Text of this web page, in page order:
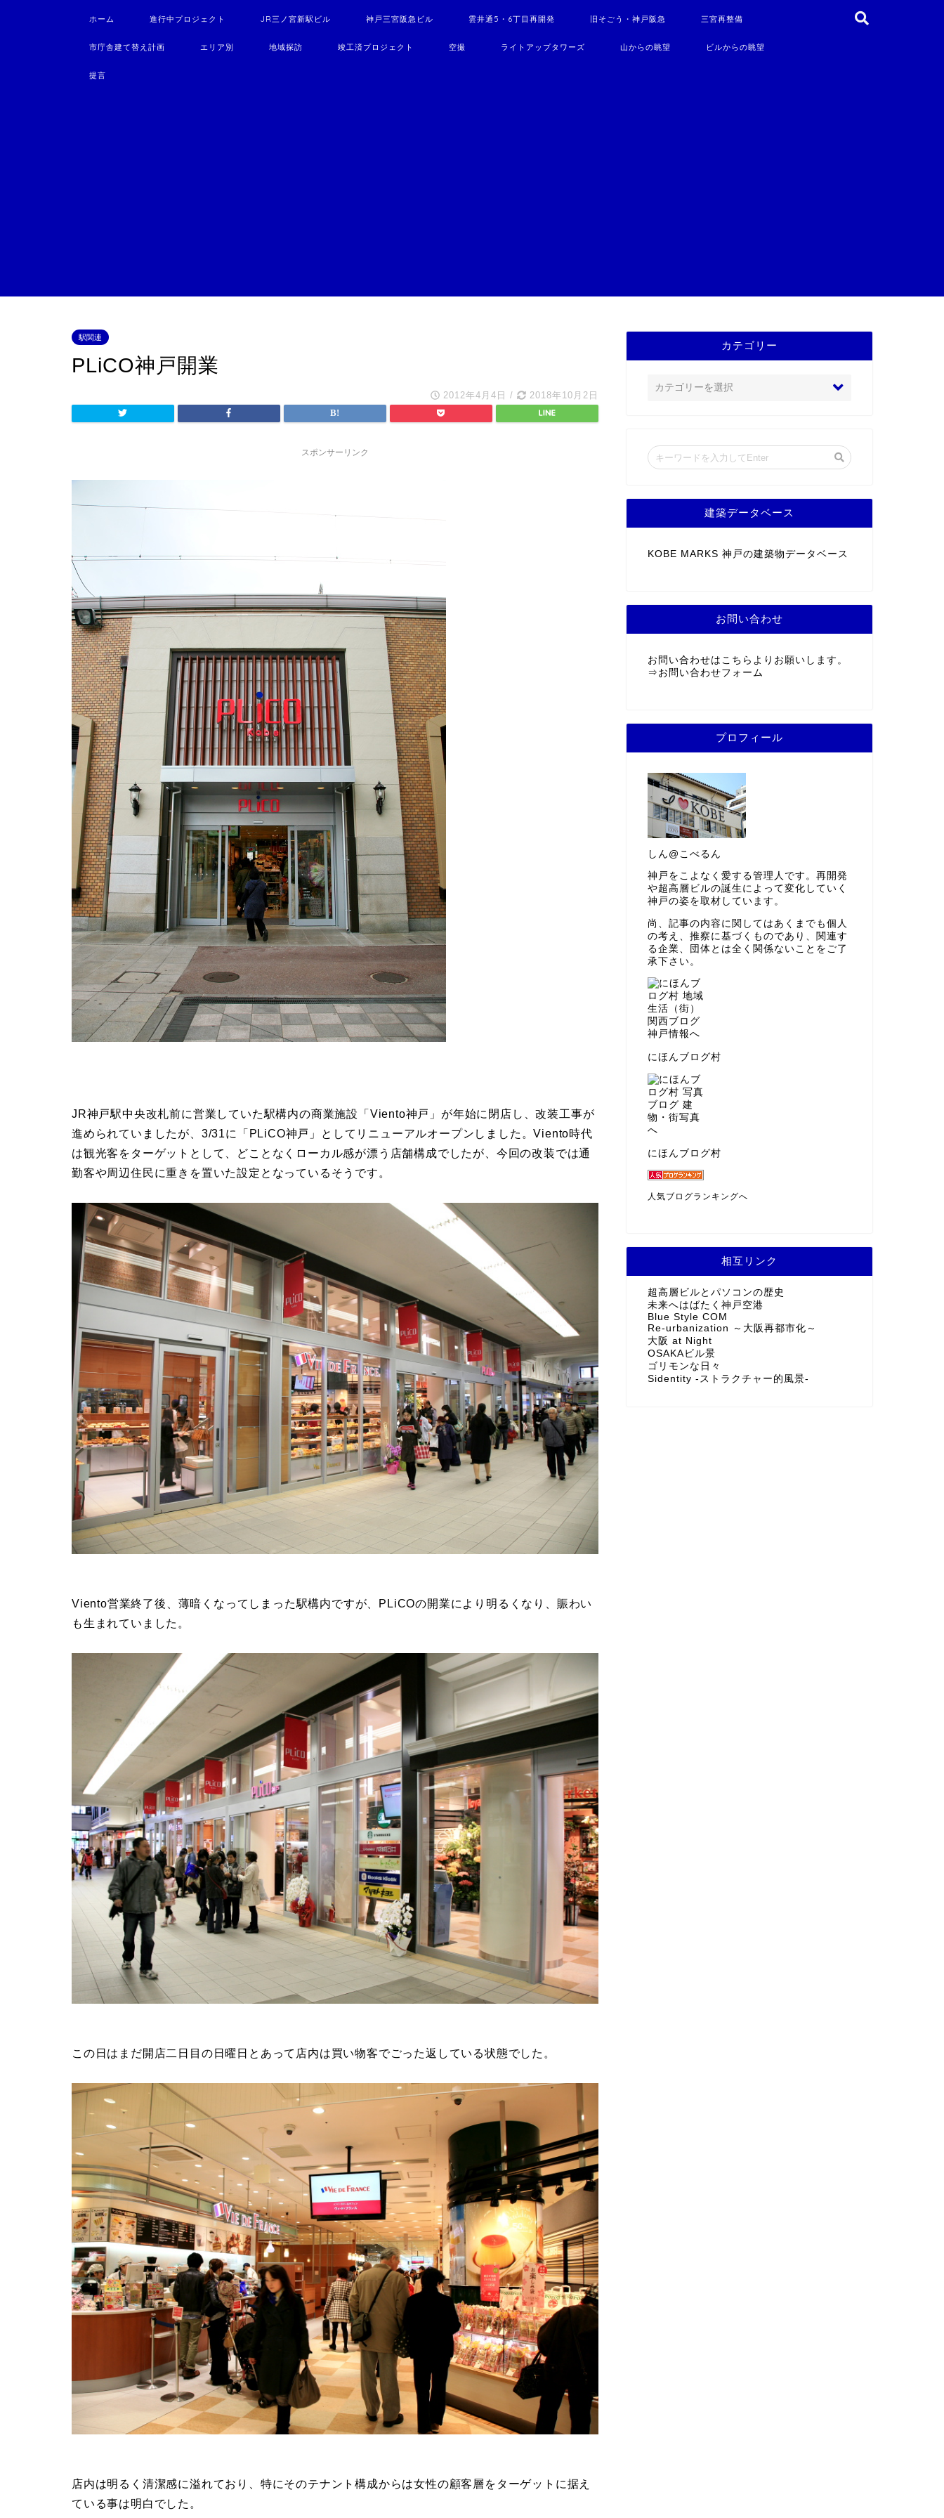
ホーム 進行中プロジェクト JR三ノ宮新駅ビル 神戸三宮阪急ビル 雲井通5・6丁目再開発 旧そごう・神戸阪急 三宮再整備
市庁舎建て替え計画 エリア別 地域探訪 竣工済プロジェクト 空撮 ライトアップタワーズ 山からの眺望 ビルからの眺望
提言
駅関連
PLiCO神戸開業
2012年4月4日 / 2018年10月2日
スポンサーリンク
JR神戸駅中央改札前に営業していた駅構内の商業施設「Viento神戸」が年始に閉店し、改装工事が
進められていましたが、3/31に「PLiCO神戸」としてリニューアルオープンしました。Viento時代
は観光客をターゲットとして、どことなくローカル感が漂う店舗構成でしたが、今回の改装では通
勤客や周辺住民に重きを置いた設定となっているそうです。
Viento営業終了後、薄暗くなってしまった駅構内ですが、PLiCOの開業により明るくなり、賑わい
も生まれていました。
この日はまだ開店二日目の日曜日とあって店内は買い物客でごった返している状態でした。
店内は明るく清潔感に溢れており、特にそのテナント構成からは女性の顧客層をターゲットに据え
ている事は明白でした。
カテゴリー
建築データベース
KOBE MARKS 神戸の建築物データベース
お問い合わせ
お問い合わせはこちらよりお願いします。
⇒ お問い合わせフォーム
プロフィール
しん@こべるん
神戸をこよなく愛する管理人です。再開発
や超高層ビルの誕生によって変化していく
神戸の姿を取材しています。
尚、記事の内容に関してはあくまでも個人
の考え、推察に基づくものであり、関連す
る企業、団体とは全く関係ないことをご了
承下さい。
にほんブログ村
にほんブログ村
人気ブログランキングへ
相互リンク
超高層ビルとパソコンの歴史
未来へはばたく神戸空港
Blue Style COM
Re-urbanization ～大阪再都市化～
大阪 at Night
OSAKAビル景
ゴリモンな日々
Sidentity -ストラクチャー的風景-